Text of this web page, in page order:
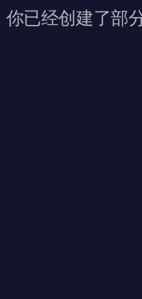
你已经创建了部